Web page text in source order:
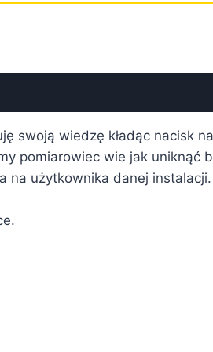
swoją wiedzę kładąc nacisk na
pomiarowiec wie jak uniknąć
na użytkownika danej instalacji.